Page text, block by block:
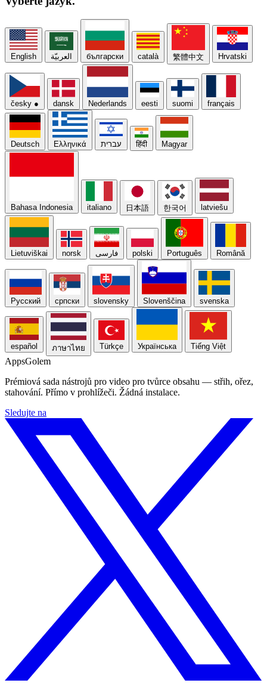
English العربيّة български català 繁體中文 Hrvatski
česky ● dansk Nederlands eesti suomi français
Deutsch Ελληνικά עברית हिंदी Magyar
Bahasa Indonesia italiano 日本語 한국어 latviešu
Lietuviškai norsk فارسی polski Português Română
Русский српски slovensky Slovenščina svenska
español ภาษาไทย Türkçe Українська Tiếng Việt
AppsGolem
Prémiová sada nástrojů pro video pro tvůrce obsahu — střih, ořez,
stahování. Přímo v prohlížeči. Žádná instalace.
Sledujte na